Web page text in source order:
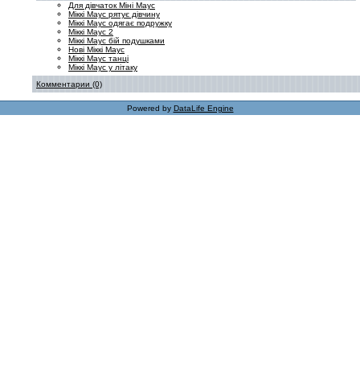
Для дівчаток Міні Маус
Міккі Маус рятує дівчину
Міккі Маус одягає подружку
Міккі Маус 2
Міккі Маус бій подушками
Нові Міккі Маус
Міккі Маус танці
Міккі Маус у літаку
Комментарии (0)
Powered by DataLife Engine